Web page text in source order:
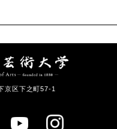
区下之町57-1